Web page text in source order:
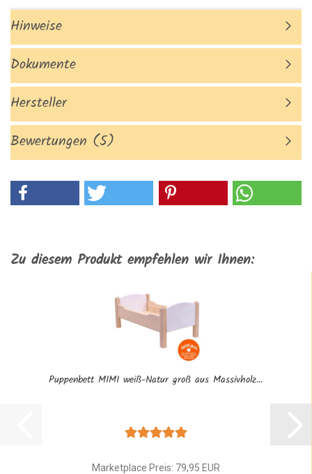
Hinweise
Dokumente
Hersteller
Bewertungen (5)
Zu diesem Produkt empfehlen wir Ihnen:
Puppenbett MIMI weiß-Natur groß aus Massivholz...
Marketplace Preis: 79,95 EUR